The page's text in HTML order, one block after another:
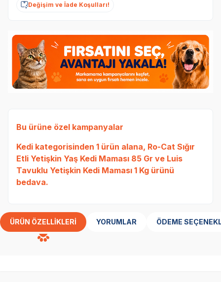
Değişim ve İade Koşulları!
Bu ürüne özel kampanyalar
Kedi kategorisinden 1 ürün alana, Ro-Cat Sığır
Etli Yetişkin Yaş Kedi Maması 85 Gr ve Luis
Tavuklu Yetişkin Kedi Maması 1 Kg ürünü
bedava.
ÜRÜN ÖZELLIKLERI YORUMLAR ÖDEME